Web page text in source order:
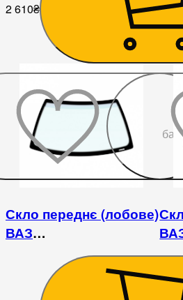
2 610₴ 2
Скло переднє (лобове)
ВАЗ
2121/21213/21214/2131